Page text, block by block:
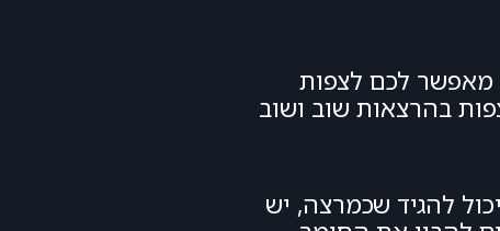
מאפשר לכם לצפות
בהרצאות שוב ושוב
להגיד שכמרצה, יש